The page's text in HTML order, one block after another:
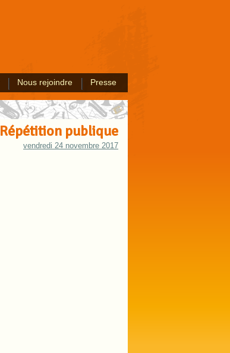
Nous rejoindre
Presse
Répétition publique
vendredi 24 novembre 2017